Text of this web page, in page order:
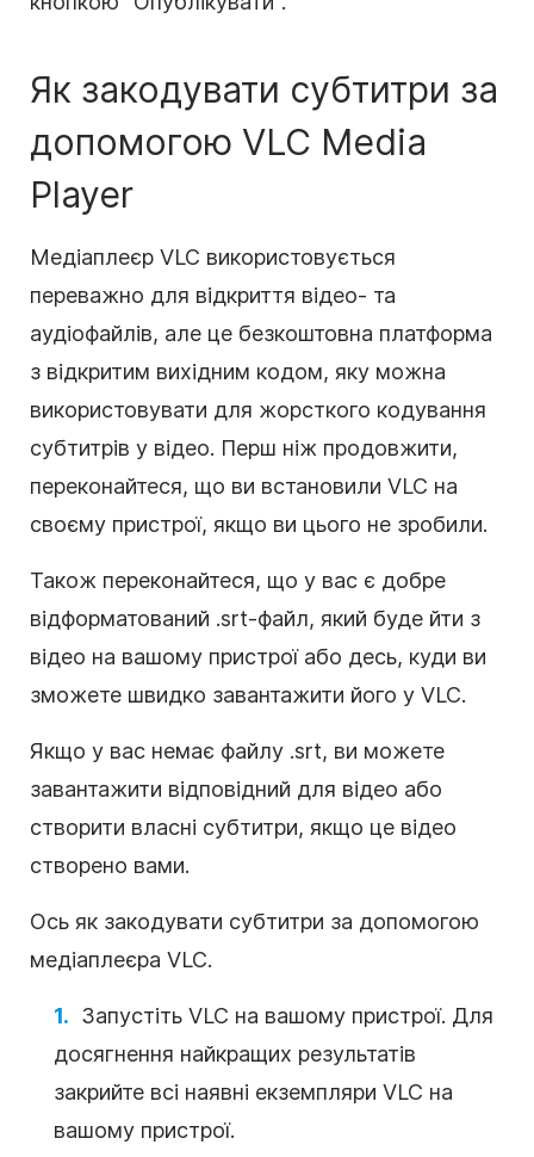
Як закодувати субтитри за
допомогою VLC Media
Player
Медіаплеєр VLC використовується
переважно для відкриття відео- та
аудіофайлів, але це безкоштовна платформа
з відкритим вихідним кодом, яку можна
використовувати для жорсткого кодування
субтитрів у відео. Перш ніж продовжити,
переконайтеся, що ви встановили VLC на
своєму пристрої, якщо ви цього не зробили.
Також переконайтеся, що у вас є добре
відформатований .srt-файл, який буде йти з
відео на вашому пристрої або десь, куди ви
зможете швидко завантажити його у VLC.
Якщо у вас немає файлу .srt, ви можете
завантажити відповідний для відео або
створити власні субтитри, якщо це відео
створено вами.
Ось як закодувати субтитри за допомогою
медіаплеєра VLC.
Запустіть VLC на вашому пристрої. Для
досягнення найкращих результатів
закрийте всі наявні екземпляри VLC на
вашому пристрої.